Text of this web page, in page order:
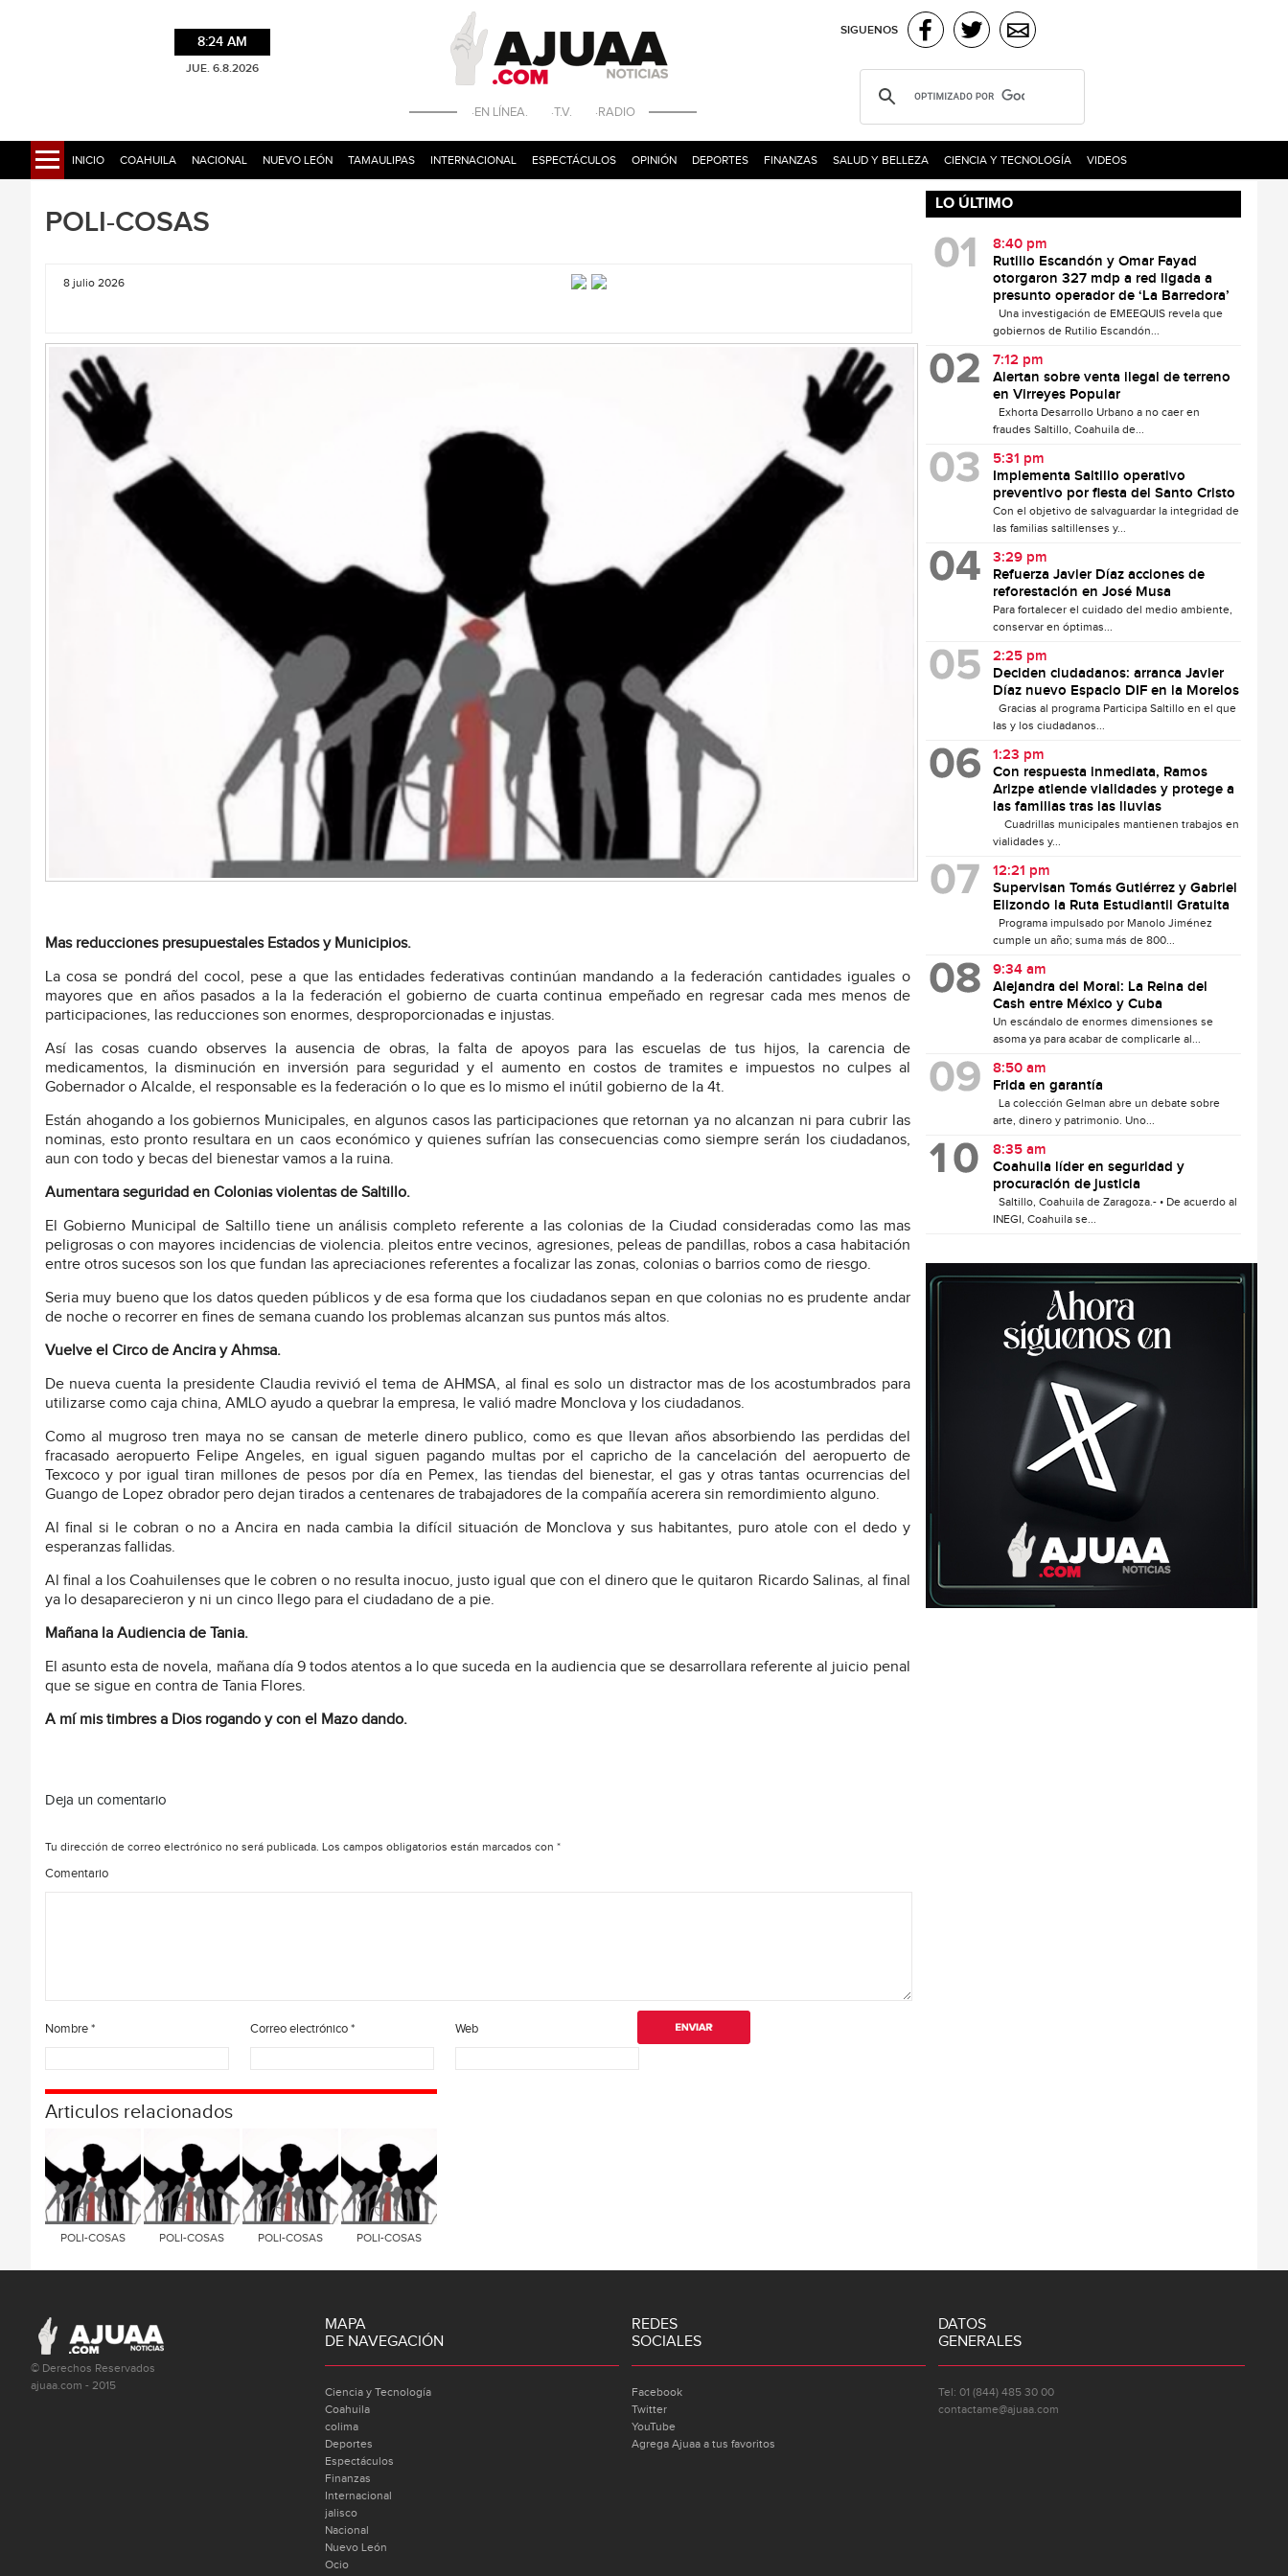
8:24 AM
JUE. 6.8.2026
·EN LÍNEA. ·T.V. ·RADIO
SIGUENOS
INICIO COAHUILA NACIONAL NUEVO LEÓN TAMAULIPAS INTERNACIONAL ESPECTÁCULOS OPINIÓN DEPORTES FINANZAS SALUD Y BELLEZA CIENCIA Y TECNOLOGÍA VIDEOS
POLI-COSAS
8 julio 2026
Mas reducciones presupuestales Estados y Municipios.
La cosa se pondrá del cocol, pese a que las entidades federativas continúan mandando a la federación cantidades iguales o
mayores que en años pasados a la la federación el gobierno de cuarta continua empeñado en regresar cada mes menos de
participaciones, las reducciones son enormes, desproporcionadas e injustas.
Así las cosas cuando observes la ausencia de obras, la falta de apoyos para las escuelas de tus hijos, la carencia de
medicamentos, la disminución en inversión para seguridad y el aumento en costos de tramites e impuestos no culpes al
Gobernador o Alcalde, el responsable es la federación o lo que es lo mismo el inútil gobierno de la 4t.
Están ahogando a los gobiernos Municipales, en algunos casos las participaciones que retornan ya no alcanzan ni para cubrir las
nominas, esto pronto resultara en un caos económico y quienes sufrían las consecuencias como siempre serán los ciudadanos,
aun con todo y becas del bienestar vamos a la ruina.
Aumentara seguridad en Colonias violentas de Saltillo.
El Gobierno Municipal de Saltillo tiene un análisis completo referente a las colonias de la Ciudad consideradas como las mas
peligrosas o con mayores incidencias de violencia. pleitos entre vecinos, agresiones, peleas de pandillas, robos a casa habitación
entre otros sucesos son los que fundan las apreciaciones referentes a focalizar las zonas, colonias o barrios como de riesgo.
Seria muy bueno que los datos queden públicos y de esa forma que los ciudadanos sepan en que colonias no es prudente andar
de noche o recorrer en fines de semana cuando los problemas alcanzan sus puntos más altos.
Vuelve el Circo de Ancira y Ahmsa.
De nueva cuenta la presidente Claudia revivió el tema de AHMSA, al final es solo un distractor mas de los acostumbrados para
utilizarse como caja china, AMLO ayudo a quebrar la empresa, le valió madre Monclova y los ciudadanos.
Como al mugroso tren maya no se cansan de meterle dinero publico, como es que llevan años absorbiendo las perdidas del
fracasado aeropuerto Felipe Angeles, en igual siguen pagando multas por el capricho de la cancelación del aeropuerto de
Texcoco y por igual tiran millones de pesos por día en Pemex, las tiendas del bienestar, el gas y otras tantas ocurrencias del
Guango de Lopez obrador pero dejan tirados a centenares de trabajadores de la compañía acerera sin remordimiento alguno.
Al final si le cobran o no a Ancira en nada cambia la difícil situación de Monclova y sus habitantes, puro atole con el dedo y
esperanzas fallidas.
Al final a los Coahuilenses que le cobren o no resulta inocuo, justo igual que con el dinero que le quitaron Ricardo Salinas, al final
ya lo desaparecieron y ni un cinco llego para el ciudadano de a pie.
Mañana la Audiencia de Tania.
El asunto esta de novela, mañana día 9 todos atentos a lo que suceda en la audiencia que se desarrollara referente al juicio penal
que se sigue en contra de Tania Flores.
A mí mis timbres a Dios rogando y con el Mazo dando.
Deja un comentario
Tu dirección de correo electrónico no será publicada. Los campos obligatorios están marcados con *
Comentario
Nombre* Correo electrónico* Web
Articulos relacionados
POLI-COSAS POLI-COSAS POLI-COSAS POLI-COSAS
LO ÚLTIMO
8:40 pm
Rutilio Escandón y Omar Fayad
otorgaron 327 mdp a red ligada a
presunto operador de ‘La Barredora’
Una investigación de EMEEQUIS revela que
gobiernos de Rutilio Escandón...
7:12 pm
Alertan sobre venta ilegal de terreno
en Virreyes Popular
Exhorta Desarrollo Urbano a no caer en
fraudes Saltillo, Coahuila de...
5:31 pm
Implementa Saltillo operativo
preventivo por fiesta del Santo Cristo
Con el objetivo de salvaguardar la integridad de
las familias saltillenses y...
3:29 pm
Refuerza Javier Díaz acciones de
reforestación en José Musa
Para fortalecer el cuidado del medio ambiente,
conservar en óptimas...
2:25 pm
Deciden ciudadanos: arranca Javier
Díaz nuevo Espacio DIF en la Morelos
Gracias al programa Participa Saltillo en el que
las y los ciudadanos...
1:23 pm
Con respuesta inmediata, Ramos
Arizpe atiende vialidades y protege a
las familias tras las lluvias
Cuadrillas municipales mantienen trabajos en
vialidades y...
12:21 pm
Supervisan Tomás Gutiérrez y Gabriel
Elizondo la Ruta Estudiantil Gratuita
Programa impulsado por Manolo Jiménez
cumple un año; suma más de 800...
9:34 am
Alejandra del Moral: La Reina del
Cash entre México y Cuba
Un escándalo de enormes dimensiones se
asoma ya para acabar de complicarle al...
8:50 am
Frida en garantía
La colección Gelman abre un debate sobre
arte, dinero y patrimonio. Uno...
8:35 am
Coahuila líder en seguridad y
procuración de justicia
Saltillo, Coahuila de Zaragoza.- • De acuerdo al
INEGI, Coahuila se...
© Derechos Reservados
ajuaa.com - 2015
MAPA
DE NAVEGACIÓN
Ciencia y Tecnología
Coahuila
colima
Deportes
Espectáculos
Finanzas
Internacional
jalisco
Nacional
Nuevo León
Ocio
REDES
SOCIALES
Facebook
Twitter
YouTube
Agrega Ajuaa a tus favoritos
DATOS
GENERALES
Tel: 01 (844) 485 30 00
contactame@ajuaa.com